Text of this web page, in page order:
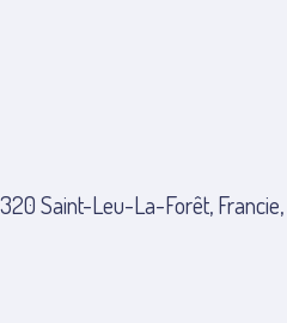
Saint-Leu-La-Forêt, Francie,